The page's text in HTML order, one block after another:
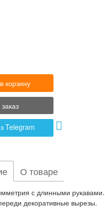
корзину
Telegram
О товаре
с длинными
декоративные вырезы.